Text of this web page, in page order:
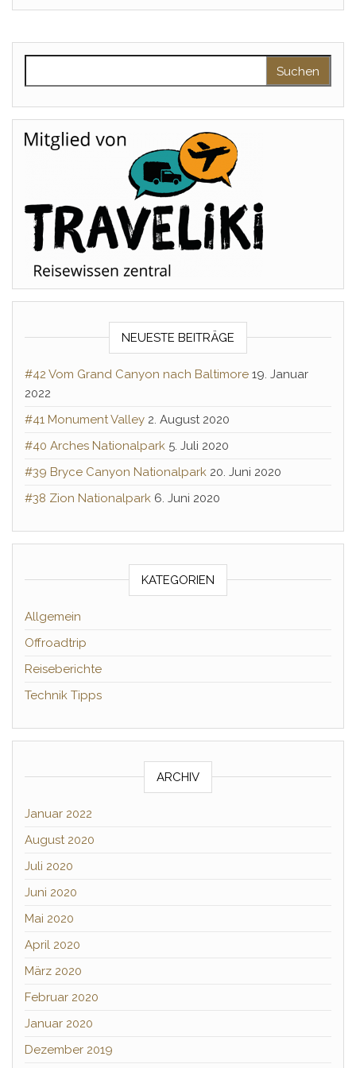
NEUESTE BEITRÄGE
#42 Vom Grand Canyon nach Baltimore 19. Januar
2022
#41 Monument Valley 2. August 2020
#40 Arches Nationalpark 5. Juli 2020
#39 Bryce Canyon Nationalpark 20. Juni 2020
#38 Zion Nationalpark 6. Juni 2020
KATEGORIEN
Allgemein
Offroadtrip
Reiseberichte
Technik Tipps
ARCHIV
Januar 2022
August 2020
Juli 2020
Juni 2020
Mai 2020
April 2020
März 2020
Februar 2020
Januar 2020
Dezember 2019